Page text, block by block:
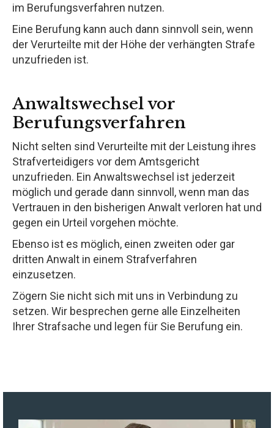
im Berufungsverfahren nutzen.
Eine Berufung kann auch dann sinnvoll sein, wenn
der Verurteilte mit der Höhe der verhängten Strafe
unzufrieden ist.
Anwaltswechsel vor
Berufungsverfahren
Nicht selten sind Verurteilte mit der Leistung ihres
Strafverteidigers vor dem Amtsgericht
unzufrieden. Ein Anwaltswechsel ist jederzeit
möglich und gerade dann sinnvoll, wenn man das
Vertrauen in den bisherigen Anwalt verloren hat und
gegen ein Urteil vorgehen möchte.
Ebenso ist es möglich, einen zweiten oder gar
dritten Anwalt in einem Strafverfahren
einzusetzen.
Zögern Sie nicht sich mit uns in Verbindung zu
setzen. Wir besprechen gerne alle Einzelheiten
Ihrer Strafsache und legen für Sie Berufung ein.